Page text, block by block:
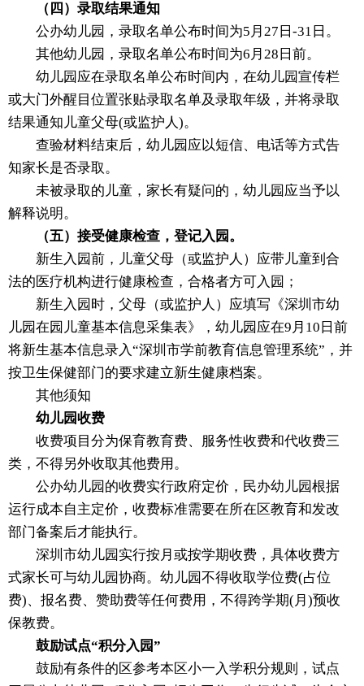
（四）录取结果通知
公办幼儿园，录取名单公布时间为5月27日-31日。
其他幼儿园，录取名单公布时间为6月28日前。
幼儿园应在录取名单公布时间内，在幼儿园宣传栏
或大门外醒目位置张贴录取名单及录取年级，并将录取
结果通知儿童父母(或监护人)。
查验材料结束后，幼儿园应以短信、电话等方式告
知家长是否录取。
未被录取的儿童，家长有疑问的，幼儿园应当予以
解释说明。
（五）接受健康检查，登记入园。
新生入园前，儿童父母（或监护人）应带儿童到合
法的医疗机构进行健康检查，合格者方可入园；
新生入园时，父母（或监护人）应填写《深圳市幼
儿园在园儿童基本信息采集表》，幼儿园应在9月10日前
将新生基本信息录入“深圳市学前教育信息管理系统”，并
按卫生保健部门的要求建立新生健康档案。
其他须知
幼儿园收费
收费项目分为保育教育费、服务性收费和代收费三
类，不得另外收取其他费用。
公办幼儿园的收费实行政府定价，民办幼儿园根据
运行成本自主定价，收费标准需要在所在区教育和发改
部门备案后才能执行。
深圳市幼儿园实行按月或按学期收费，具体收费方
式家长可与幼儿园协商。幼儿园不得收取学位费(占位
费)、报名费、赞助费等任何费用，不得跨学期(月)预收
保教费。
鼓励试点“积分入园”
鼓励有条件的区参考本区小一入学积分规则，试点